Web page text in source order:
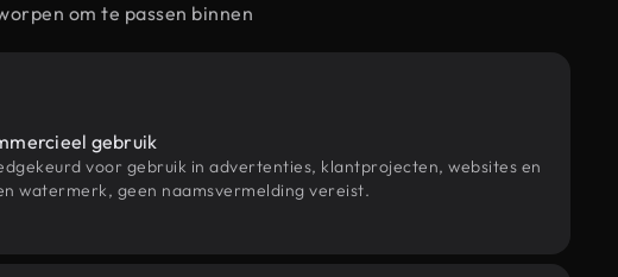
om te passen binnen
gebruik
voor gebruik in advertenties, klantprojecten, websites en
watermerk, geen naamsvermelding vereist.